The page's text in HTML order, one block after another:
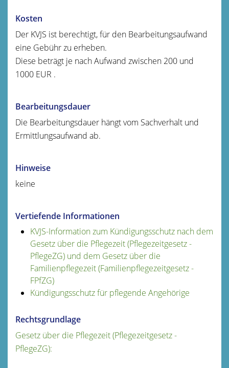
Kosten
Der KVJS ist berechtigt, für den Bearbeitungsaufwand
eine Gebühr zu erheben.
Diese beträgt je nach Aufwand zwischen 200 und
1000 EUR .
Bearbeitungsdauer
Die Bearbeitungsdauer hängt vom Sachverhalt und
Ermittlungsaufwand ab.
Hinweise
keine
Vertiefende Informationen
KVJS-Information zum Kündigungsschutz nach dem
Gesetz über die Pflegezeit (Pflegezeitgesetz -
PflegeZG) und dem Gesetz über die
Familienpflegezeit (Familienpflegezeitgesetz -
FPfZG)
Kündigungsschutz für pflegende Angehörige
Rechtsgrundlage
Gesetz über die Pflegezeit (Pflegezeitgesetz -
PflegeZG):